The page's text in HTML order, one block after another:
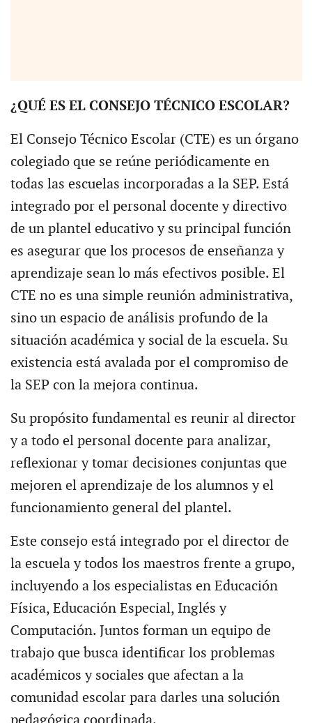
¿QUÉ ES EL CONSEJO TÉCNICO ESCOLAR?
El Consejo Técnico Escolar (CTE) es un órgano
colegiado que se reúne periódicamente en
todas las escuelas incorporadas a la SEP. Está
integrado por el personal docente y directivo
de un plantel educativo y su principal función
es asegurar que los procesos de enseñanza y
aprendizaje sean lo más efectivos posible. El
CTE no es una simple reunión administrativa,
sino un espacio de análisis profundo de la
situación académica y social de la escuela. Su
existencia está avalada por el compromiso de
la SEP con la mejora continua.
Su propósito fundamental es reunir al director
y a todo el personal docente para analizar,
reflexionar y tomar decisiones conjuntas que
mejoren el aprendizaje de los alumnos y el
funcionamiento general del plantel.
Este consejo está integrado por el director de
la escuela y todos los maestros frente a grupo,
incluyendo a los especialistas en Educación
Física, Educación Especial, Inglés y
Computación. Juntos forman un equipo de
trabajo que busca identificar los problemas
académicos y sociales que afectan a la
comunidad escolar para darles una solución